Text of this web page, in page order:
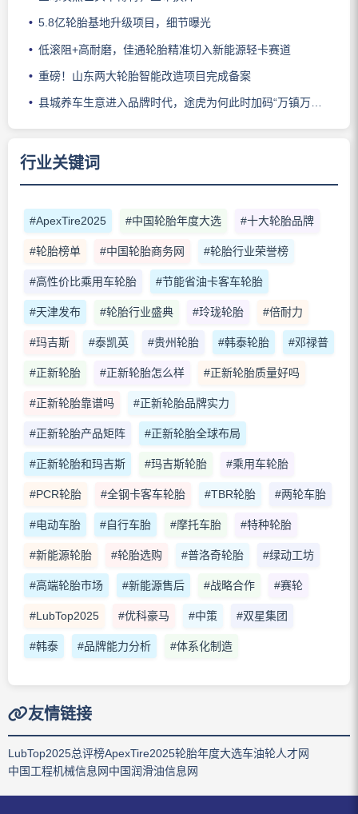
5.8亿轮胎基地升级项目，细节曝光
低滚阻+高耐磨，佳通轮胎精准切入新能源轻卡赛道
重磅！山东两大轮胎智能改造项目完成备案
县城养车生意进入品牌时代，途虎为何此时加码“万镇万店”？
行业关键词
#ApexTire2025 #中国轮胎年度大选 #十大轮胎品牌
#轮胎榜单 #中国轮胎商务网 #轮胎行业荣誉榜
#高性价比乘用车轮胎 #节能省油卡客车轮胎
#天津发布 #轮胎行业盛典 #玲珑轮胎 #倍耐力
#玛吉斯 #泰凯英 #贵州轮胎 #韩泰轮胎 #邓禄普
#正新轮胎 #正新轮胎怎么样 #正新轮胎质量好吗
#正新轮胎靠谱吗 #正新轮胎品牌实力
#正新轮胎产品矩阵 #正新轮胎全球布局
#正新轮胎和玛吉斯 #玛吉斯轮胎 #乘用车轮胎
#PCR轮胎 #全钢卡客车轮胎 #TBR轮胎 #两轮车胎
#电动车胎 #自行车胎 #摩托车胎 #特种轮胎
#新能源轮胎 #轮胎选购 #普洛奇轮胎 #绿动工坊
#高端轮胎市场 #新能源售后 #战略合作 #赛轮
#LubTop2025 #优科豪马 #中策 #双星集团
#韩泰 #品牌能力分析 #体系化制造
友情链接
LubTop2025总评榜ApexTire2025轮胎年度大选车油轮人才网
中国工程机械信息网中国润滑油信息网